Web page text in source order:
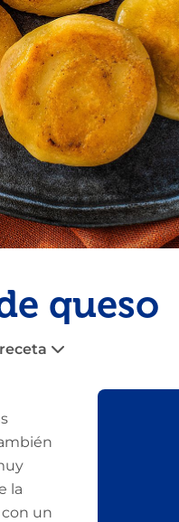
Pescado
Camarón
queso
la
con un